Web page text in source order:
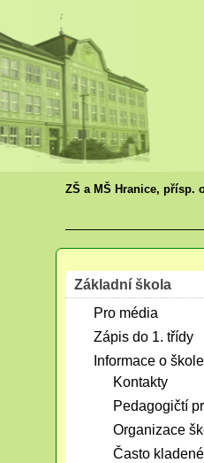
ZŠ a MŠ Hranice, přísp.
Základní škola
Pro média
Zápis do 1. třídy
Informace o škole
Kontakty
Pedagogičtí
Organizace
Často